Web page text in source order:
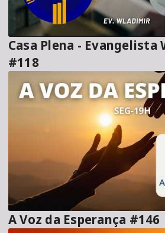
Casa Plena - Evangelista
#118
A Voz da Esperança #146